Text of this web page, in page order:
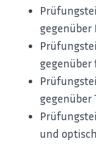
gegenüber
gegenüber
gegenüber
und